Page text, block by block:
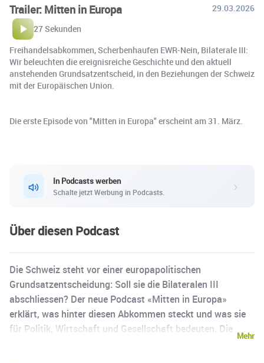
Trailer: Mitten in Europa
29.03.2026
27 Sekunden
Freihandelsabkommen, Scherbenhaufen EWR-Nein, Bilaterale III:
Wir beleuchten die ereignisreiche Geschichte und den aktuell
anstehenden Grundsatzentscheid, in den Beziehungen der Schweiz
mit der Europäischen Union.
Die erste Episode von "Mitten in Europa" erscheint am 31. März.
In Podcasts werben
Schalte jetzt Werbung in Podcasts.
Über diesen Podcast
Die Schweiz steht vor einer europapolitischen
Grundsatzentscheidung: Soll sie die Bilateralen III
abschliessen? Der neue Podcast «Mitten in Europa»
erklärt, was hinter diesen Abkommen steckt und was sie
für Politik, Wirtschaft und Gesellschaft bedeuten. Die
Mehr